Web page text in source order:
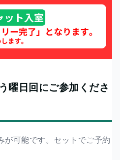
曜日回にご参加くださ
が可能です。セットでご予約